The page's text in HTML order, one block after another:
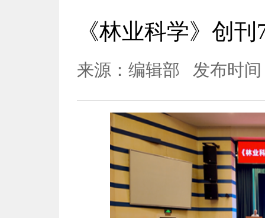
《林业科学》创
来源：编辑部 发布时间